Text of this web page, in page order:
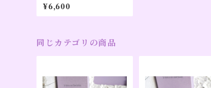
ンレス、アレルギー対応、
パールカラー（６月誕生日
カラー）、【Pon】
¥6,600
同じカテゴリの商品